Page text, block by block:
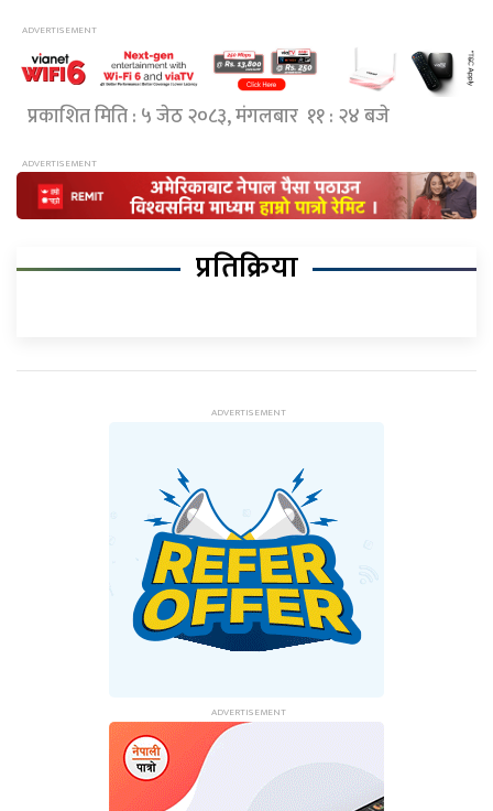
प्रकाशित मिति : ५ जेठ २०८३, मंगलबार ११ : २४ बजे
प्रतिक्रिया